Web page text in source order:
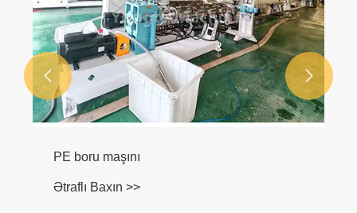
PE boru maşını
Ətraflı Baxın >>
 